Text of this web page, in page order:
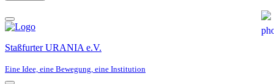
Navigationsmenü
Staßfurter URANIA e.V.
Eine Idee, eine Bewegung, eine Institution